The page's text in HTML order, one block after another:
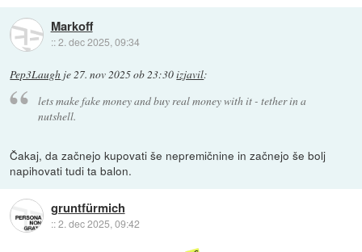
Markoff
::2. dec 2025, 09:34
Pep3Laugh je27. nov 2025 ob 23:30izjavil:
lets make fake money and buy real money with it - tether in a
nutshell.
Čakaj, da začnejo kupovati še nepremičnine in začnejo še bolj
napihovati tudi ta balon.
gruntfürmich
::2. dec 2025, 09:42